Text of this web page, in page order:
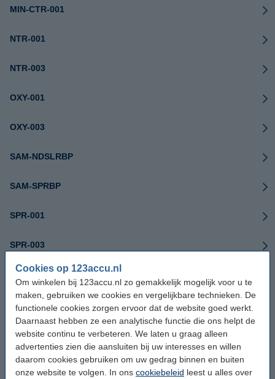
Cookies op 123accu.nl
Om winkelen bij 123accu.nl zo gemakkelijk mogelijk voor u te
maken, gebruiken we cookies en vergelijkbare technieken. De
functionele cookies zorgen ervoor dat de website goed werkt.
Daarnaast hebben ze een analytische functie die ons helpt de
website continu te verbeteren. We laten u graag alleen
advertenties zien die aansluiten bij uw interesses en willen
daarom cookies gebruiken om uw gedrag binnen en buiten
onze website te volgen. In ons cookiebeleid leest u alles over
MIN-CTR-001
NTR-001
NTR-003
OXY-001
OXY-003
SAM-NDSLRBP
SAM-SPRBP
SPR-001
SPR-003
SPR-A-BPAA-CO
TWL-001
TWL-003
USG-001